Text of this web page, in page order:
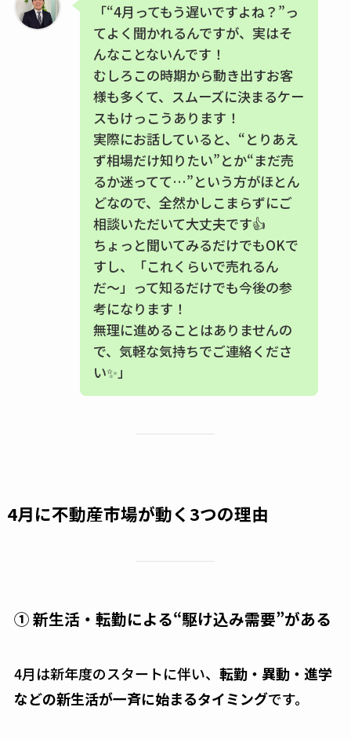
「“4月ってもう遅いですよね？”っ
てよく聞かれるんですが、実はそ
んなことないんです！
むしろこの時期から動き出すお客
様も多くて、スムーズに決まるケー
スもけっこうあります！
実際にお話していると、“とりあえ
ず相場だけ知りたい”とか“まだ売
るか迷ってて…”という方がほとん
どなので、全然かしこまらずにご
相談いただいて大丈夫です👍
ちょっと聞いてみるだけでもOKで
すし、「これくらいで売れるん
だ〜」って知るだけでも今後の参
考になります！
無理に進めることはありませんの
で、気軽な気持ちでご連絡くださ
い✨」
4月に不動産市場が動く3つの理由
① 新生活・転勤による“駆け込み需要”がある
4月は新年度のスタートに伴い、 転勤・異動・進学
などの新生活が一斉に始まるタイミングです。